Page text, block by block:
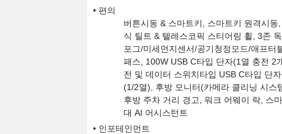
편의
버튼시동 & 스마트키, 스마트키 원격시
식 틸트 & 텔레스코픽 스티어링 휠, 3존
포그/미세먼지센서/공기청정모드/애프
패스, 100W USB C타입 단자(1열 충전 2
전 및 데이터 스위치타입 USB C타입 단
(1/2열), 후방 모니터(카메라 클리닝 시
후방 주차 거리 경고, 워크 어웨이 락, 스
대 AI 어시스턴트
인포테인먼트